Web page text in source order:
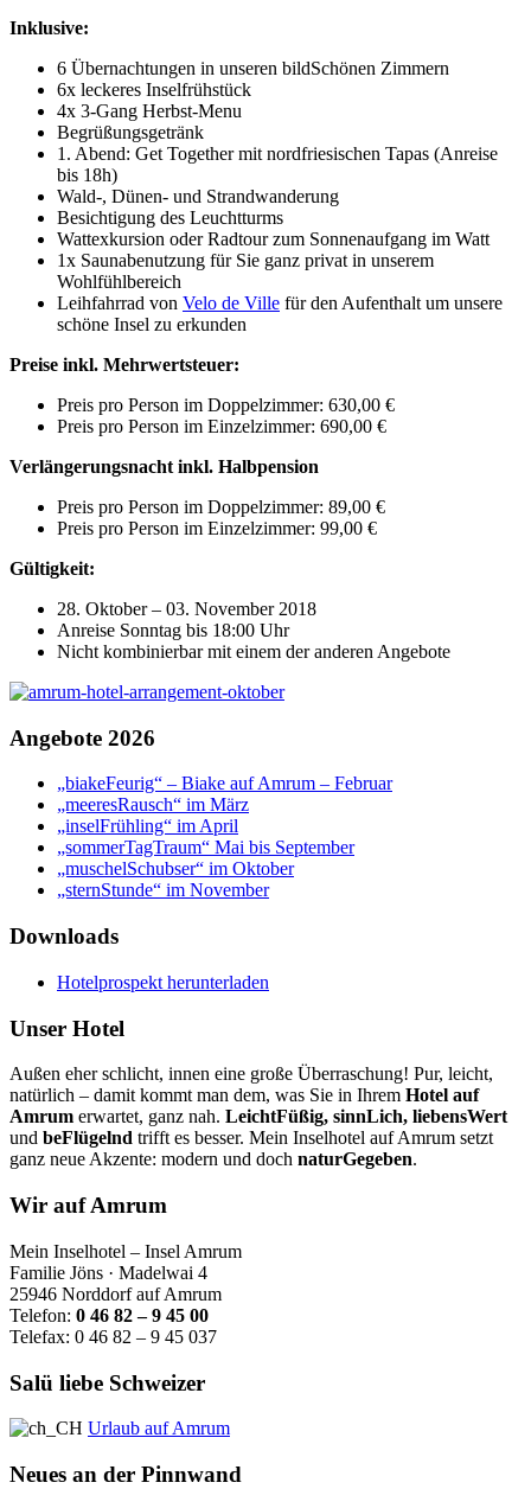
Inklusive:
6 Übernachtungen in unseren bildSchönen Zimmern
6x leckeres Inselfrühstück
4x 3-Gang Herbst-Menu
Begrüßungsgetränk
1. Abend: Get Together mit nordfriesischen Tapas (Anreise
bis 18h)
Wald-, Dünen- und Strandwanderung
Besichtigung des Leuchtturms
Wattexkursion oder Radtour zum Sonnenaufgang im Watt
1x Saunabenutzung für Sie ganz privat in unserem
Wohlfühlbereich
Leihfahrrad von Velo de Ville für den Aufenthalt um unsere
schöne Insel zu erkunden
Preise inkl. Mehrwertsteuer:
Preis pro Person im Doppelzimmer: 630,00 €
Preis pro Person im Einzelzimmer: 690,00 €
Verlängerungsnacht inkl. Halbpension
Preis pro Person im Doppelzimmer: 89,00 €
Preis pro Person im Einzelzimmer: 99,00 €
Gültigkeit:
28. Oktober – 03. November 2018
Anreise Sonntag bis 18:00 Uhr
Nicht kombinierbar mit einem der anderen Angebote
Angebote 2026
„biakeFeurig“ – Biake auf Amrum – Februar
„meeresRausch“ im März
„inselFrühling“ im April
„sommerTagTraum“ Mai bis September
„muschelSchubser“ im Oktober
„sternStunde“ im November
Downloads
Hotelprospekt herunterladen
Unser Hotel
Außen eher schlicht, innen eine große Überraschung! Pur, leicht,
natürlich – damit kommt man dem, was Sie in Ihrem Hotel auf
Amrum erwartet, ganz nah. LeichtFüßig, sinnLich, liebensWert
und beFlügelnd trifft es besser. Mein Inselhotel auf Amrum setzt
ganz neue Akzente: modern und doch naturGegeben.
Wir auf Amrum
Mein Inselhotel – Insel Amrum
Familie Jöns · Madelwai 4
25946 Norddorf auf Amrum
Telefon: 0 46 82 – 9 45 00
Telefax: 0 46 82 – 9 45 037
Salü liebe Schweizer
Urlaub auf Amrum
Neues an der Pinnwand